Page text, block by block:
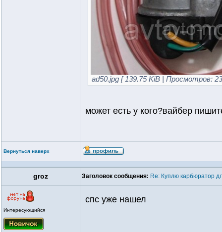
ad50.jpg [ 139.75 KiB | Просмотров:
может есть у кого?вайбер
Вернуться наверх
groz Заголовок сообщения: Re: Куплю карбюратор
Интересующийся
спс уже нашел